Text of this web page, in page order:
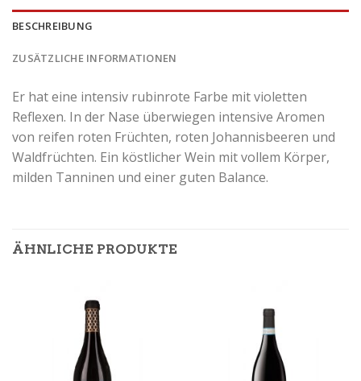
BESCHREIBUNG
ZUSÄTZLICHE INFORMATIONEN
Er hat eine intensiv rubinrote Farbe mit violetten
Reflexen. In der Nase überwiegen intensive Aromen
von reifen roten Früchten, roten Johannisbeeren und
Waldfrüchten. Ein köstlicher Wein mit vollem Körper,
milden Tanninen und einer guten Balance.
ÄHNLICHE PRODUKTE